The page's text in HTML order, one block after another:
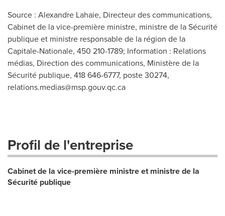
Source : Alexandre Lahaie, Directeur des communications,
Cabinet de la vice-première ministre, ministre de la Sécurité
publique et ministre responsable de la région de la
Capitale-Nationale, 450 210-1789; Information : Relations
médias, Direction des communications, Ministère de la
Sécurité publique, 418 646-6777, poste 30274,
relations.medias@msp.gouv.qc.ca
Profil de l'entreprise
Cabinet de la vice-première ministre et ministre de la
Sécurité publique